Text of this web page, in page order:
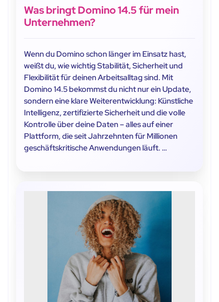
Was bringt Domino 14.5 für mein
Unternehmen?
Wenn du Domino schon länger im Einsatz hast,
weißt du, wie wichtig Stabilität, Sicherheit und
Flexibilität für deinen Arbeitsalltag sind. Mit
Domino 14.5 bekommst du nicht nur ein Update,
sondern eine klare Weiterentwicklung: Künstliche
Intelligenz, zertifizierte Sicherheit und die volle
Kontrolle über deine Daten – alles auf einer
Plattform, die seit Jahrzehnten für Millionen
geschäftskritische Anwendungen läuft. …